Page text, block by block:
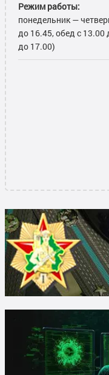
Режим работы:
понедельник —
до 16.45, обед с
до 17.00)